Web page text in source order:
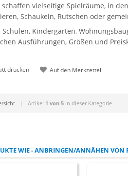
schaffen vielseitige Spielräume, in
Schaukeln, Rutschen oder
Schulen, Kindergärten,
Ausführungen, Größen und
drucken
| Artikel 1 von 5 in dieser Kategorie
WIE - ANBRINGEN/ANNÄHEN VON